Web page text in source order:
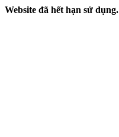
Website đã hết hạn sử dụng.